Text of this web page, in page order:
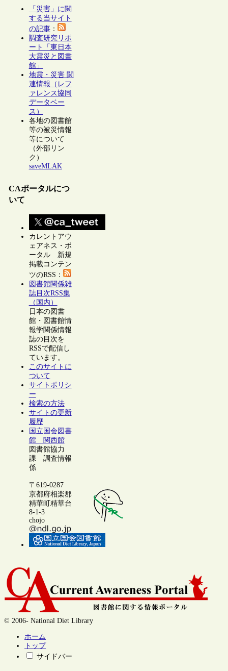
「災害」に関
する当サイト
の記事：
調査研究リポ
ート「東日本
大震災と図書
館」
地震・災害 関
連情報（レフ
ァレンス協同
データベー
ス）
各地の図書館
等の被災情報
等について
（外部リン
ク）
saveMLAK
CAポータルにつ
いて
カレントアウ
ェアネス・ポ
ータル 新規
掲載コンテン
ツのRSS：
図書館関係雑
誌目次RSS集
（国内）
日本の図書
館・図書館情
報学関係情報
誌の目次を
RSSで配信し
ています。
このサイトに
ついて
サイトポリシ
ー
検索の方法
サイトの更新
履歴
国立国会図書
館 関西館
図書館協力
課 調査情報
係
〒619-0287
京都府相楽郡
精華町精華台
8-1-3
chojo
© 2006- National Diet Library
ホーム
トップ
サイドバー